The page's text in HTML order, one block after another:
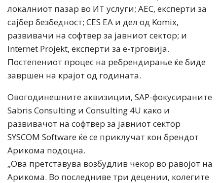
локалниот пазар во ИТ услуги; AEC, експерти за
сајбер безбедност; CES EA и дел од Komix,
развивачи на софтвер за јавниот сектор; и
Internet Projekt, експерти за е-трговија.
Постепениот процес на ребрендирање ќе биде
завршен на крајот од годината.
Овогодинешните аквизиции, SAP-фокусираните
Sabris Consulting и Consulting 4U како и
развивачот на софтвер за јавниот сектор
SYSCOM Software ќе се приклучат кон брендот
Арикома подоцна.
„Ова претставува возбудлив чекор во равојот на
Арикома. Во последниве три децении, колегите